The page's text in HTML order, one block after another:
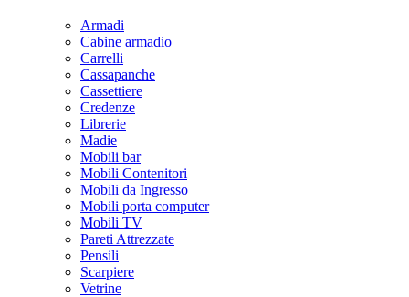
Armadi
Cabine armadio
Carrelli
Cassapanche
Cassettiere
Credenze
Librerie
Madie
Mobili bar
Mobili Contenitori
Mobili da Ingresso
Mobili porta computer
Mobili TV
Pareti Attrezzate
Pensili
Scarpiere
Vetrine